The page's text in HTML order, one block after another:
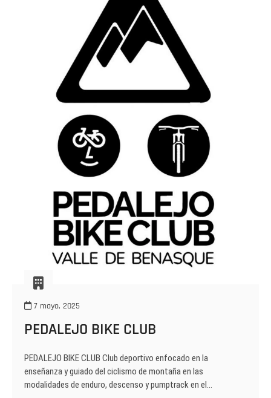
7 mayo, 2025
PEDALEJO BIKE CLUB
PEDALEJO BIKE CLUB Club deportivo enfocado en la
enseñanza y guiado del ciclismo de montaña en las
modalidades de enduro, descenso y pumptrack en el…